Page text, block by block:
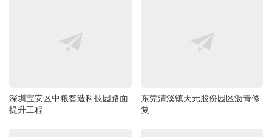
深圳宝安区中粮智造科技园路面
提升工程
东莞清溪镇天元股份园区沥青修
复